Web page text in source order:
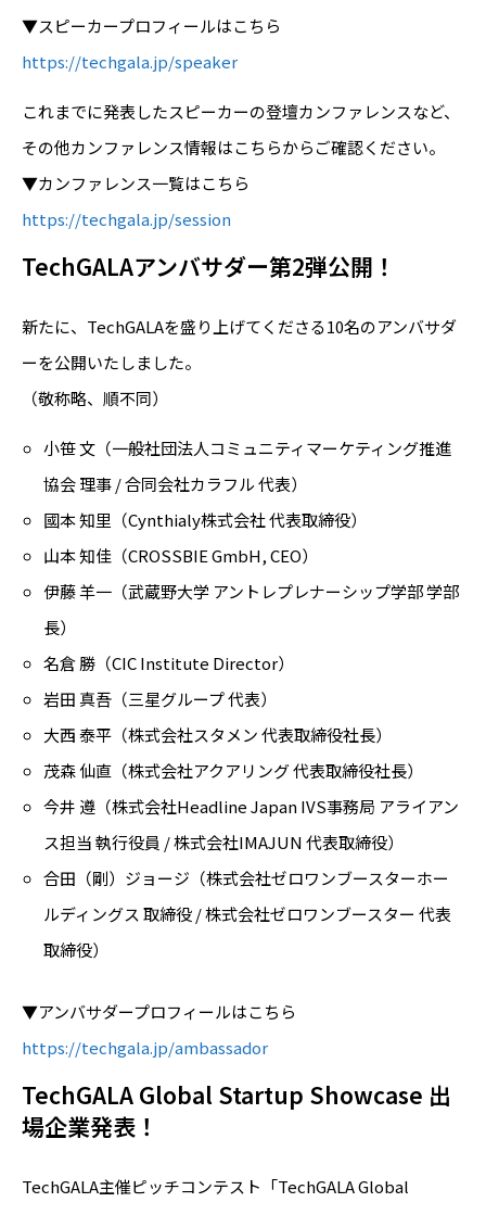
▼スピーカープロフィールはこちら
https://techgala.jp/speaker
これまでに発表したスピーカーの登壇カンファレンスなど、
その他カンファレンス情報はこちらからご確認ください。
▼カンファレンス一覧はこちら
https://techgala.jp/session
TechGALAアンバサダー第2弾公開！
新たに、TechGALAを盛り上げてくださる10名のアンバサダ
ーを公開いたしました。
（敬称略、順不同）
小笹 文（一般社団法人コミュニティマーケティング推進
協会 理事 / 合同会社カラフル 代表）
國本 知里（Cynthialy株式会社 代表取締役）
山本 知佳（CROSSBIE GmbH, CEO）
伊藤 羊一（武蔵野大学 アントレプレナーシップ学部 学部
長）
名倉 勝（CIC Institute Director）
岩田 真吾（三星グループ 代表）
大西 泰平（株式会社スタメン 代表取締役社長）
茂森 仙直（株式会社アクアリング 代表取締役社長）
今井 遵（株式会社Headline Japan IVS事務局 アライアン
ス担当 執行役員 / 株式会社IMAJUN 代表取締役）
合田（剛）ジョージ（株式会社ゼロワンブースターホー
ルディングス 取締役 / 株式会社ゼロワンブースター 代表
取締役）
▼アンバサダープロフィールはこちら
https://techgala.jp/ambassador
TechGALA Global Startup Showcase 出
場企業発表！
TechGALA主催ピッチコンテスト「TechGALA Global